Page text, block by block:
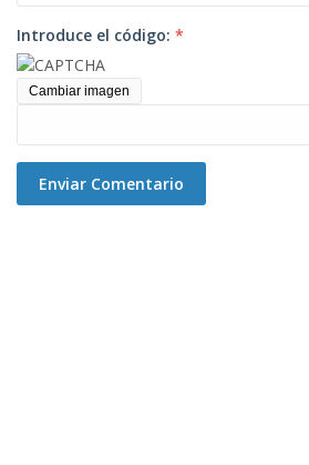
Introduce el código: *
Cambiar imagen
Enviar Comentario